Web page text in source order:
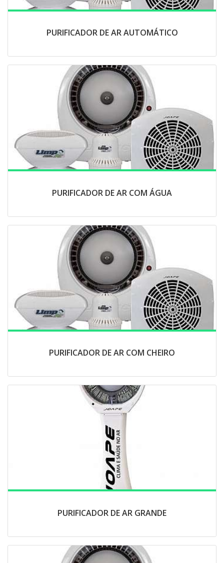
PURIFICADOR DE AR AUTOMÁTICO
PURIFICADOR DE AR COM ÁGUA
PURIFICADOR DE AR COM CHEIRO
PURIFICADOR DE AR GRANDE